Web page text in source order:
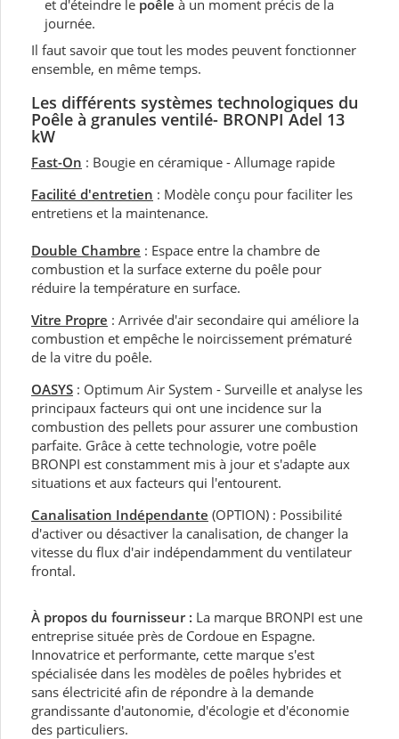
et d'éteindre le poêle à un moment précis de la
journée.
Il faut savoir que tout les modes peuvent fonctionner
ensemble, en même temps.
Les différents systèmes technologiques du
Poêle à granules ventilé- BRONPI Adel 13
kW
Fast-On : Bougie en céramique - Allumage rapide
Facilité d'entretien : Modèle conçu pour faciliter les
entretiens et la maintenance.
Double Chambre : Espace entre la chambre de
combustion et la surface externe du poêle pour
réduire la température en surface.
Vitre Propre : Arrivée d'air secondaire qui améliore la
combustion et empêche le noircissement prématuré
de la vitre du poêle.
OASYS : Optimum Air System - Surveille et analyse les
principaux facteurs qui ont une incidence sur la
combustion des pellets pour assurer une combustion
parfaite. Grâce à cette technologie, votre poêle
BRONPI est constamment mis à jour et s'adapte aux
situations et aux facteurs qui l'entourent.
Canalisation Indépendante (OPTION) : Possibilité
d'activer ou désactiver la canalisation, de changer la
vitesse du flux d'air indépendamment du ventilateur
frontal.
À propos du fournisseur : La marque BRONPI est une
entreprise située près de Cordoue en Espagne.
Innovatrice et performante, cette marque s'est
spécialisée dans les modèles de poêles hybrides et
sans électricité afin de répondre à la demande
grandissante d'autonomie, d'écologie et d'économie
des particuliers.